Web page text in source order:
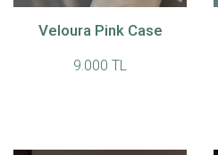
Veloura Pink Case
9.000 TL